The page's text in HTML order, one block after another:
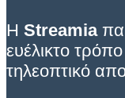
Η Streamia
ευέλικτο
τηλεοπτικό